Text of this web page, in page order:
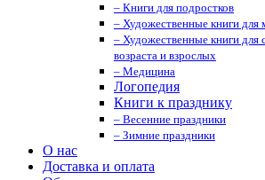
– Книги для подростков
– Художественные книги для
– Художественные книги для
возраста и взрослых
– Медицина
Логопедия
Книги к празднику
– Весенние праздники
– Зимние праздники
О нас
Доставка и оплата